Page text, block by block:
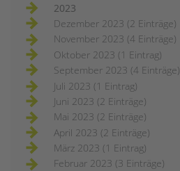
2023
Dezember 2023 (2 Einträge)
November 2023 (4 Einträge)
Oktober 2023 (1 Eintrag)
September 2023 (4 Einträge)
Juli 2023 (1 Eintrag)
Juni 2023 (2 Einträge)
Mai 2023 (2 Einträge)
April 2023 (2 Einträge)
März 2023 (1 Eintrag)
Februar 2023 (3 Einträge)